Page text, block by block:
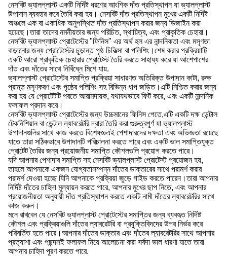
নেসবিট ভ্যালপ্লাস্ট একটি নির্দিষ্ট ধরণের আংশিক দাঁত প্রতিস্থাপন যা ভ্যালপ্লাস্ট
উপাদান ব্যবহার করে তৈরি করা হয়। নেসবিট দাঁত প্রতিস্থাপন মুখের একটি নির্দিষ্ট
অঞ্চলে এক বা একাধিক অনুপস্থিত দাঁত প্রতিস্থাপন করার জন্য ডিজাইন করা
হয়েছে।তারা তাদের নমনীয়তার জন্য পরিচিত, স্থায়িত্ব, এবং প্রাকৃতিক চেহারা।
নেসবিট ভ্যালপ্লাস্ট প্রোটেস্টের "ফিনিস" এর অর্থ হল এর নান্দনিকতা এবং মসৃণতা
বাড়ানোর জন্য প্রোটেস্টের চূড়ান্ত পৃষ্ঠ চিকিত্সা বা পলিশিং।শেষ করার প্রক্রিয়াটি
একটি আরো প্রাকৃতিক চেহারার প্রোটেস্ট তৈরি করতে সাহায্য করে যা আশেপাশের
দাঁত এবং দাঁতের সাথে নির্বিঘ্নে মিশে যায়.
ভ্যালপ্লাস্ট প্রোটেস্টের সমাপ্তি প্রক্রিয়া সাধারণত অতিরিক্ত উপাদান কাটা, রুক্ষ
প্রান্ত মসৃণকরণ এবং পৃষ্ঠের পলিশিং সহ বিভিন্ন ধাপ জড়িত।এটি নিশ্চিত করার জন্য
করা হয় যে প্রোটেটটি পরতে আরামদায়ক, যথাযথভাবে ফিট করে, এবং একটি নান্দনিক
ফলাফল প্রদান করে।
নেসবিট ভ্যালপ্লাস্ট প্রোটেস্টের জন্য উচ্চমানের ফিনিস পেতে,এটি একটি দক্ষ ডেন্টাল
টেকনিশিয়ান বা ডেন্টাল ল্যাবরেটরি দ্বারা তৈরি করা গুরুত্বপূর্ণ যা ভ্যালপ্লাস্ট
উপাদানগুলির সাথে কাজ করতে বিশেষজ্ঞএই পেশাদারদের দক্ষতা এবং অভিজ্ঞতা রয়েছে
যাতে তারা সঠিকভাবে উপাদানটি পরিচালনা করতে পারে এবং একটি ভাল সমাপ্তিযুক্ত
প্রোটেট তৈরির জন্য প্রয়োজনীয় সমাপ্তি কৌশলগুলি প্রয়োগ করতে পারে।
যদি আপনার পেশাদার সমাপ্তি সহ নেসবিট ভ্যালপ্লাস্ট প্রোটেস্ট প্রয়োজন হয়,
তাহলে আপনাকে একজন যোগ্যতাসম্পন্ন দাঁতের ডাক্তারের সাথে পরামর্শ করার
পরামর্শ দেওয়া হচ্ছে যিনি আপনাকে প্রক্রিয়া জুড়ে গাইড করতে পারেন।তারা আপনার
নির্দিষ্ট দাঁতের চাহিদা মূল্যায়ন করতে পারে, আপনার মুখের ছাপ নিতে, এবং আপনার
প্রয়োজনীয়তা অনুযায়ী দাঁত প্রতিস্থাপন করতে একটি নামী দাঁতের ল্যাবরেটরির সাথে
কাজ করুন।
মনে রাখবেন যে নেসবিট ভ্যালপ্লাস্ট প্রোটেস্টের সমাপ্তির জন্য ব্যবহৃত নির্দিষ্ট
কৌশল এবং প্রক্রিয়াগুলি দাঁতের ল্যাবরেটরি বা প্রযুক্তিবিদদের উপর নির্ভর করে
পরিবর্তিত হতে পারে।আপনার দাঁতের ডাক্তার এবং দাঁতের ল্যাবরেটরির সাথে আপনার
প্রত্যাশা এবং পছন্দসই ফলাফল নিয়ে আলোচনা করা সর্বদা ভাল ধারণা যাতে তারা
আপনার চাহিদা পূরণ করতে পারে.